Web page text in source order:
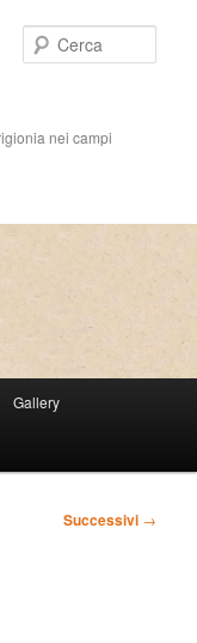
nei campi
Gallery
Successivi →